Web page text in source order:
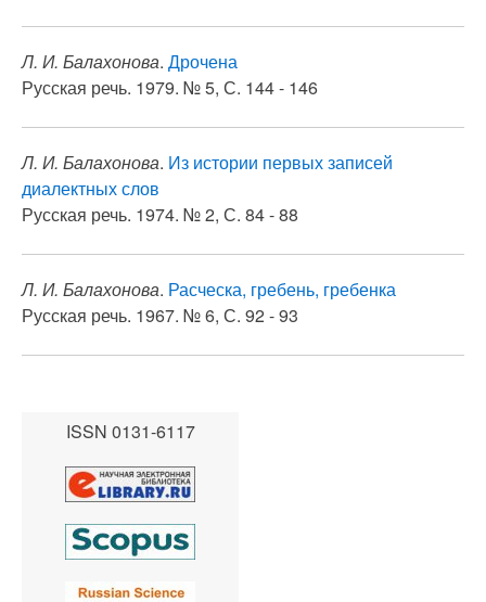
Л. И. Балахонова. Дрочена
Русская речь. 1979. № 5, С. 144 - 146
Л. И. Балахонова. Из истории первых записей
диалектных слов
Русская речь. 1974. № 2, С. 84 - 88
Л. И. Балахонова. Расческа, гребень, гребенка
Русская речь. 1967. № 6, С. 92 - 93
ISSN 0131-6117